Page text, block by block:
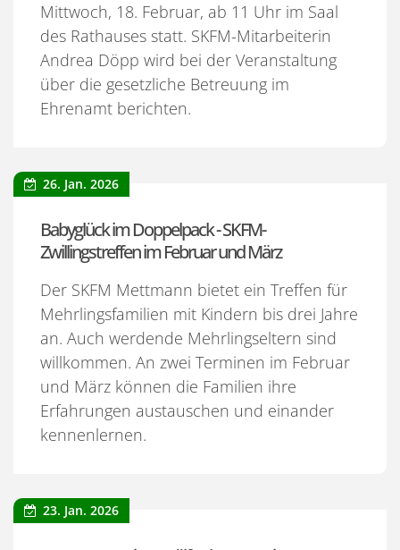
Mittwoch, 18. Februar, ab 11 Uhr im Saal
des Rathauses statt. SKFM-Mitarbeiterin
Andrea Döpp wird bei der Veranstaltung
über die gesetzliche Betreuung im
Ehrenamt berichten.
Babyglück im Doppelpack - SKFM-
Zwillingstreffen im Februar und März
26. Jan. 2026
Der SKFM Mettmann bietet ein Treffen für
Mehrlingsfamilien mit Kindern bis drei Jahre
an. Auch werdende Mehrlingseltern sind
willkommen. An zwei Terminen im Februar
und März können die Familien ihre
Erfahrungen austauschen und einander
kennenlernen.
23. Jan. 2026